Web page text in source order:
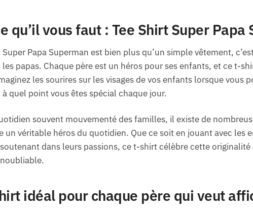
qu’il vous faut : Tee Shirt Super Papa
Super Papa Superman est bien plus qu’un simple vêtement,
papas. Chaque père est un héros pour ses enfants, et ce t-
les sourires sur les visages de vos enfants lorsque vous
quel point vous êtes spécial chaque jour.
souvent mouvementé des familles, il existe de
un véritable héros du quotidien. Que ce soit en jouant avec les
dans leurs passions, ce t-shirt célèbre cette
idéal pour chaque père qui veut